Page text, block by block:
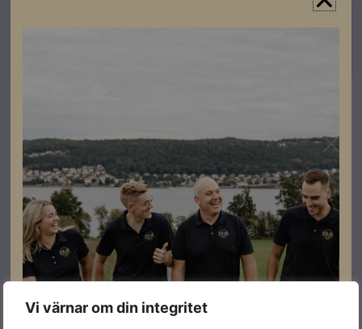
Vi värnar om din integritet